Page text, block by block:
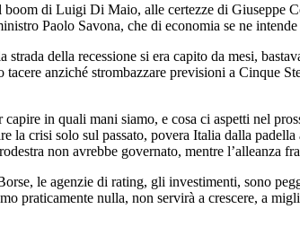
di Luigi Di Maio, alle certezze di Giuseppe
Paolo Savona, che di economia se ne
strada della recessione si era capito da mesi,
tacere anziché strombazzare previsioni a Cinque
capire in quali mani siamo, e cosa ci aspetti nel
la crisi solo sul passato, povera Italia dalla
non avrebbe governato, mentre l’alleanza
le agenzie di rating, gli investimenti, sono
praticamente nulla, non servirà a crescere, a